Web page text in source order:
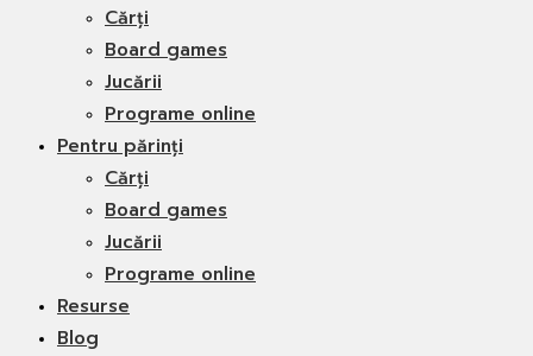
Cărți
Board games
Jucării
Programe online
Pentru părinți
Cărți
Board games
Jucării
Programe online
Resurse
Blog